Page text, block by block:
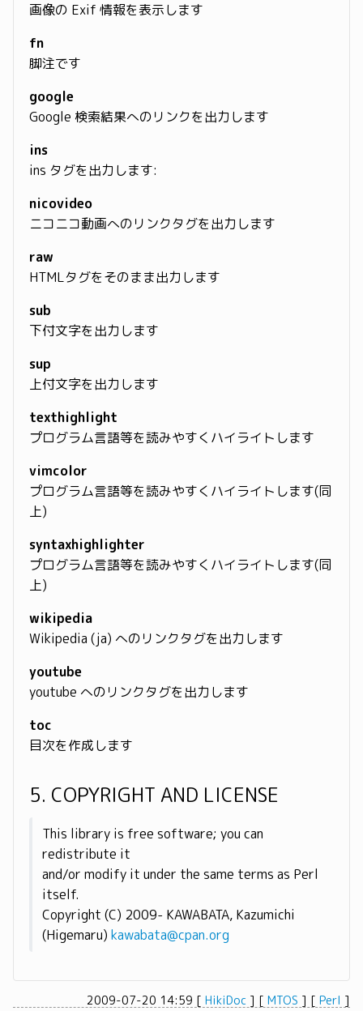
画像の Exif 情報を表示します
fn
脚注です
google
Google 検索結果へのリンクを出力します
ins
ins タグを出力します:
nicovideo
ニコニコ動画へのリンクタグを出力します
raw
HTMLタグをそのまま出力します
sub
下付文字を出力します
sup
上付文字を出力します
texthighlight
プログラム言語等を読みやすくハイライトします
vimcolor
プログラム言語等を読みやすくハイライトします(同
上)
syntaxhighlighter
プログラム言語等を読みやすくハイライトします(同
上)
wikipedia
Wikipedia (ja) へのリンクタグを出力します
youtube
youtube へのリンクタグを出力します
toc
目次を作成します
5. COPYRIGHT AND LICENSE
This library is free software; you can
redistribute it
and/or modify it under the same terms as Perl
itself.
Copyright (C) 2009- KAWABATA, Kazumichi
(Higemaru) kawabata@cpan.org
2009-07-20 14:59 [ HikiDoc ] [ MTOS ] [ Perl ]